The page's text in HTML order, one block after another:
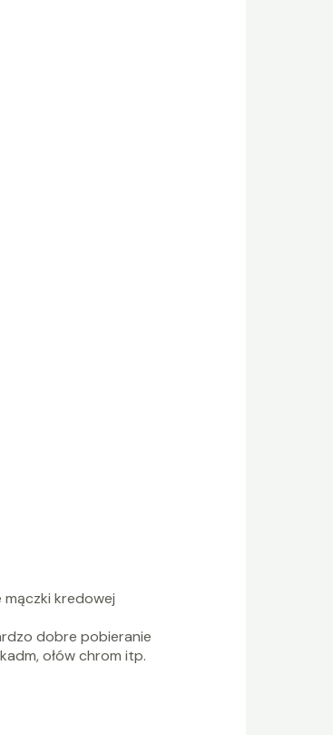
kredowej
dobre pobieranie
ołów chrom itp.